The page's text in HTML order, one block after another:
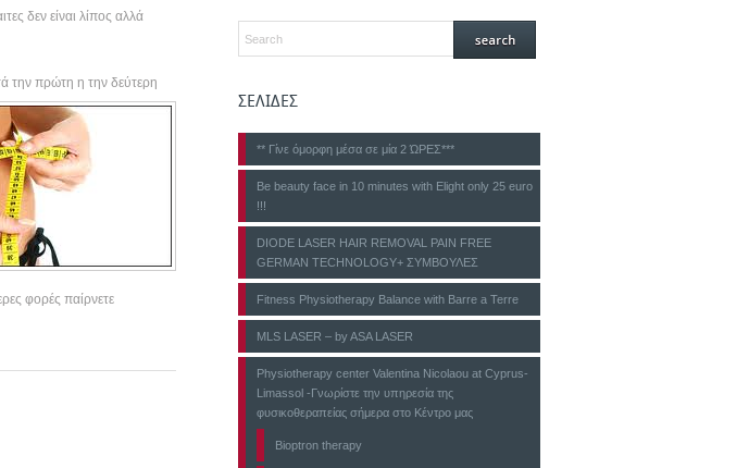
δεν είναι λίπος αλλά
την πρώτη η την δεύτερη
φορές παίρνετε
ΣΕΛΙΔΕΣ
** Γίνε όμορφη μέσα σε μία 2 ΏΡΕΣ***
Be beauty face in 10 minutes with Elight only 25 euro
!!!
DIODE LASER HAIR REMOVAL PAIN FREE
GERMAN TECHNOLOGY+ ΣΥΜΒΟΥΛΕΣ
Fitness Physiotherapy Balance with Barre a Terre
MLS LASER – by ASA LASER
Physiotherapy center Valentina Nicolaou at Cyprus-
Limassol -Γνωρίστε την υπηρεσία της
φυσικοθεραπείας σήμερα στο Κέντρο μας
Bioptron therapy